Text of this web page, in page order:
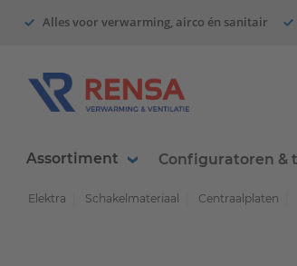
Alles voor verwarming, airco én sanitair
Assortiment Configuratoren &
Elektra Schakelmateriaal Centraalplaten